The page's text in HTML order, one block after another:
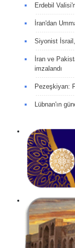
Erdebil
İran'dan
Siyonist İsrail,
İran ve
imzalandı
Pezeşkiyan:
Lübnan'ın